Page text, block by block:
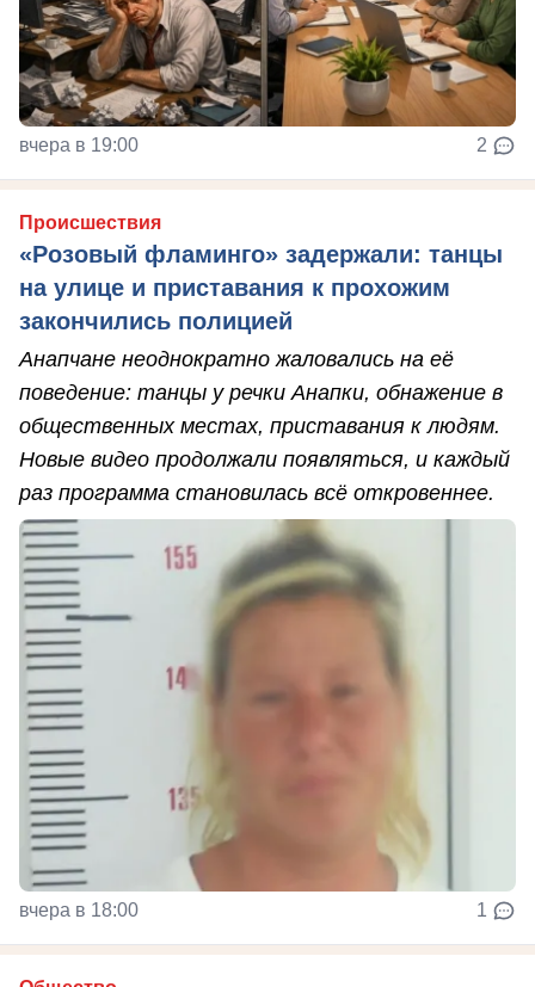
вчера в 19:00 2
Происшествия
«Розовый фламинго» задержали: танцы
на улице и приставания к прохожим
закончились полицией
Анапчане неоднократно жаловались на её
поведение: танцы у речки Анапки, обнажение в
общественных местах, приставания к людям.
Новые видео продолжали появляться, и каждый
раз программа становилась всё откровеннее.
вчера в 18:00 1